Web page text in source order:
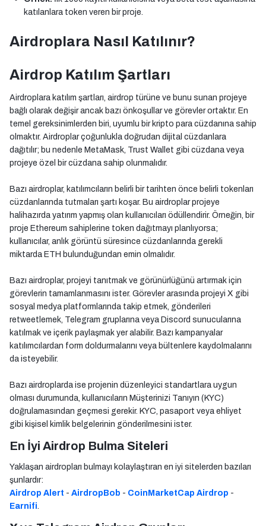
katılanlara token veren bir proje.
Airdroplara Nasıl Katılınır?
Airdrop Katılım Şartları
Airdroplara katılım şartları, airdrop türüne ve bunu sunan projeye
bağlı olarak değişir ancak bazı önkoşullar ve görevler ortaktır. En
temel gereksinimlerden biri, uyumlu bir kripto para cüzdanına sahip
olmaktır. Airdroplar çoğunlukla doğrudan dijital cüzdanlara
dağıtılır; bu nedenle MetaMask, Trust Wallet gibi cüzdana veya
projeye özel bir cüzdana sahip olunmalıdır.
Bazı airdroplar, katılımcıların belirli bir tarihten önce belirli tokenları
cüzdanlarında tutmaları şartı koşar. Bu airdroplar projeye
halihazırda yatırım yapmış olan kullanıcıları ödüllendirir. Örneğin, bir
proje Ethereum sahiplerine token dağıtmayı planlıyorsa;
kullanıcılar, anlık görüntü süresince cüzdanlarında gerekli
miktarda ETH bulunduğundan emin olmalıdır.
Bazı airdroplar, projeyi tanıtmak ve görünürlüğünü artırmak için
görevlerin tamamlanmasını ister. Görevler arasında projeyi X gibi
sosyal medya platformlarında takip etmek, gönderileri
retweetlemek, Telegram gruplarına veya Discord sunucularına
katılmak ve içerik paylaşmak yer alabilir. Bazı kampanyalar
katılımcılardan form doldurmalarını veya bültenlere kaydolmalarını
da isteyebilir.
Bazı airdroplarda ise projenin düzenleyici standartlara uygun
olması durumunda, kullanıcıların Müşterinizi Tanıyın (KYC)
doğrulamasından geçmesi gerekir. KYC, pasaport veya ehliyet
gibi kişisel kimlik belgelerinin gönderilmesini ister.
En İyi Airdrop Bulma Siteleri
Yaklaşan airdropları bulmayı kolaylaştıran en iyi sitelerden bazıları
şunlardır:
Airdrop Alert - AirdropBob - CoinMarketCap Airdrop -
Earnifi.